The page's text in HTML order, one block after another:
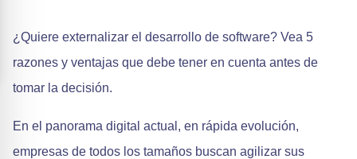
¿Quiere externalizar el desarrollo de software? Vea 5
razones y ventajas que debe tener en cuenta antes de
tomar la decisión.
En el panorama digital actual, en rápida evolución,
empresas de todos los tamaños buscan agilizar sus